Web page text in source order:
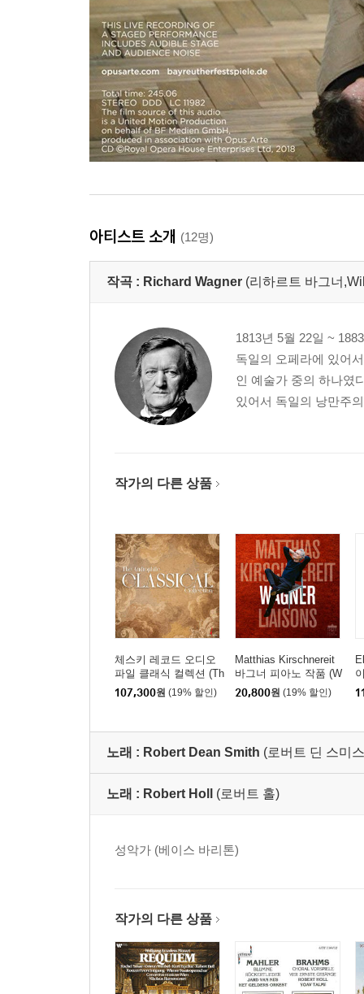
아티스트 소개 (12명)
작곡 : Richard Wagner (리하르트 바그너
1813년 5월 22일 ~
독일의 오페라에 있어
인 예술가 중의 하나였
있어서 독일의 낭만주
작가의 다른 상품
체스키 레코드 오디오
파일 클래식 컬렉션 (Th
e Audiophile Classical
Collection) [LP]
107,300원 (19% 할인)
Matthias Kirschnereit
바그너 피아노 작품 (W
agner Liaisons)
20,800원 (19% 할인)
노래 : Robert Dean Smith (로버트 딘 스미
노래 : Robert Holl (로버트 홀)
성악가 (베이스 바리톤)
작가의 다른 상품